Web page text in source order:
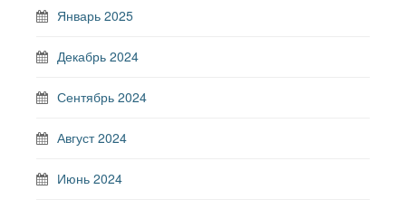
Январь 2025
Декабрь 2024
Сентябрь 2024
Август 2024
Июнь 2024